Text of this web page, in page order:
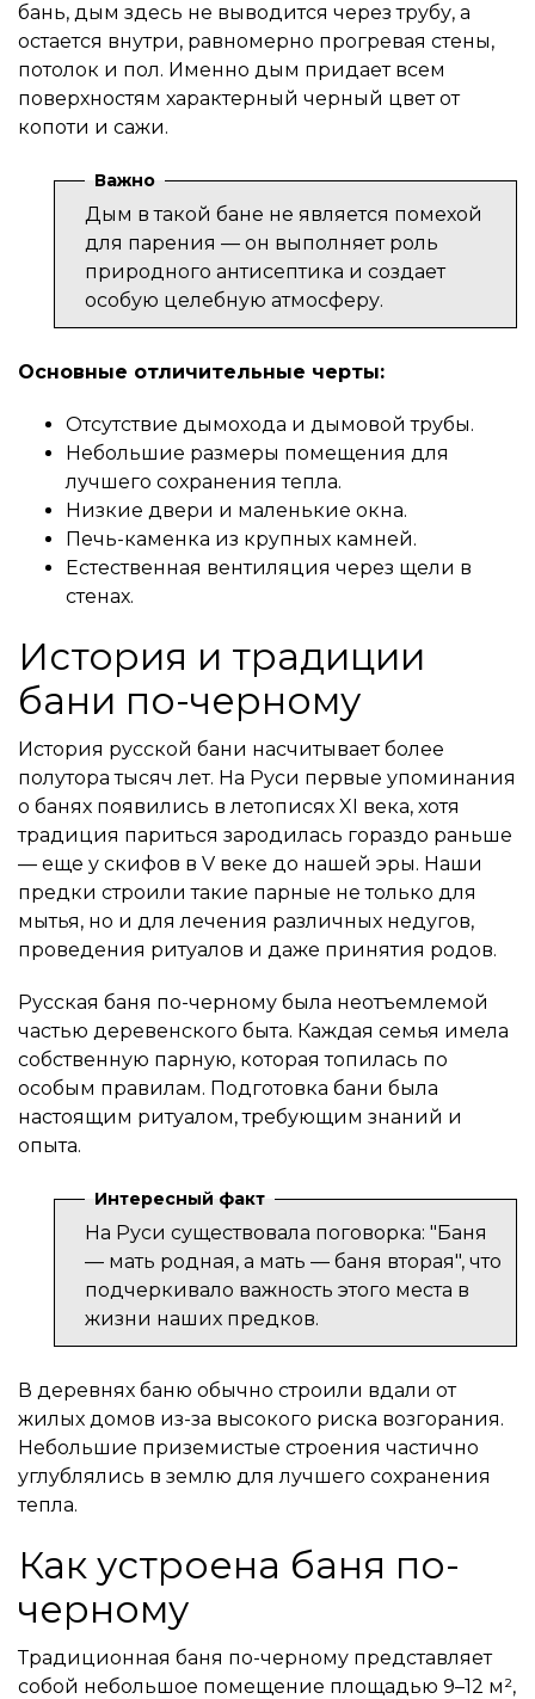
бань, дым здесь не выводится через трубу, а
остается внутри, равномерно прогревая стены,
потолок и пол. Именно дым придает всем
поверхностям характерный черный цвет от
копоти и сажи.
Важно
Дым в такой бане не является помехой
для парения — он выполняет роль
природного антисептика и создает
особую целебную атмосферу.
Основные отличительные черты:
Отсутствие дымохода и дымовой трубы.
Небольшие размеры помещения для
лучшего сохранения тепла.
Низкие двери и маленькие окна.
Печь-каменка из крупных камней.
Естественная вентиляция через щели в
стенах.
История и традиции
бани по-черному
История русской бани насчитывает более
полутора тысяч лет. На Руси первые упоминания
о банях появились в летописях XI века, хотя
традиция париться зародилась гораздо раньше
— еще у скифов в V веке до нашей эры. Наши
предки строили такие парные не только для
мытья, но и для лечения различных недугов,
проведения ритуалов и даже принятия родов.
Русская баня по-черному была неотъемлемой
частью деревенского быта. Каждая семья имела
собственную парную, которая топилась по
особым правилам. Подготовка бани была
настоящим ритуалом, требующим знаний и
опыта.
Интересный факт
На Руси существовала поговорка: "Баня
— мать родная, а мать — баня вторая", что
подчеркивало важность этого места в
жизни наших предков.
В деревнях баню обычно строили вдали от
жилых домов из-за высокого риска возгорания.
Небольшие приземистые строения частично
углублялись в землю для лучшего сохранения
тепла.
Как устроена баня по-
черному
Традиционная баня по-черному представляет
собой небольшое помещение площадью 9–12 м²,